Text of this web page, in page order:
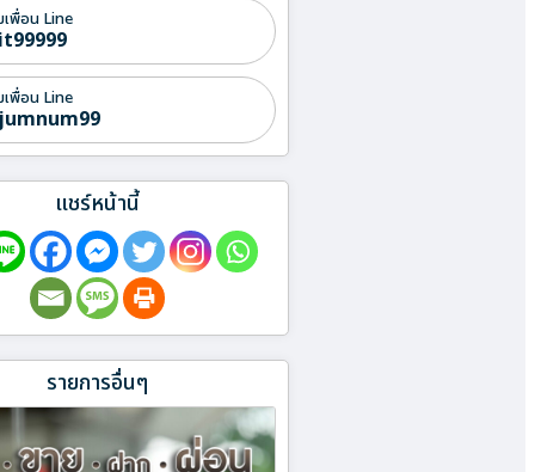
เพื่อน Line
เพื่อน Line
แชร์หน้านี้
รายการอื่นๆ